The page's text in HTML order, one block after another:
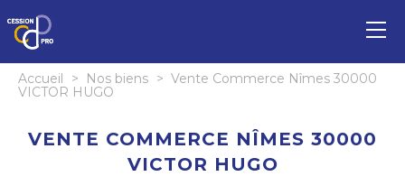
Accueil > Nos biens > Vente Commerce Nîmes 30000
VICTOR HUGO
VENTE COMMERCE NÎMES 30000
VICTOR HUGO